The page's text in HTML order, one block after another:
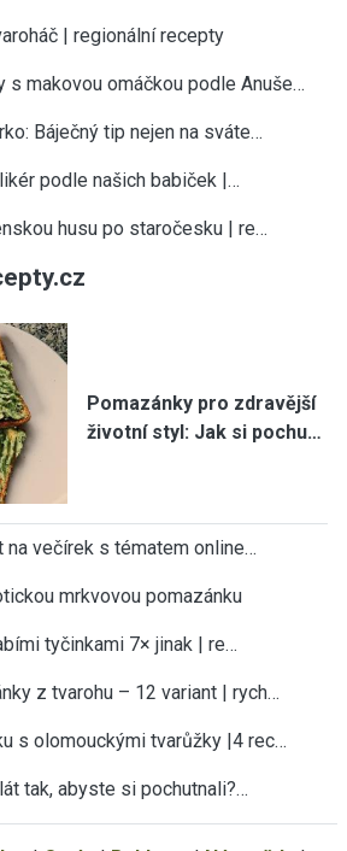
| regionální recepty
s makovou omáčkou podle Anuše…
Báječný tip nejen na sváte…
podle našich babiček |…
husu po staročesku | re…
Pomazánky pro zdravější
životní styl: Jak si pochu…
na večírek s tématem online…
mrkvovou pomazánku
tyčinkami 7× jinak | re…
z tvarohu – 12 variant | rych…
s olomouckými tvarůžky |4 rec…
tak, abyste si pochutnali?…